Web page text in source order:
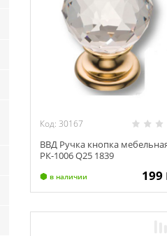
Код: 30167
ВВД Ручка кнопка
РК-1006 Q25 1839
в наличии 199